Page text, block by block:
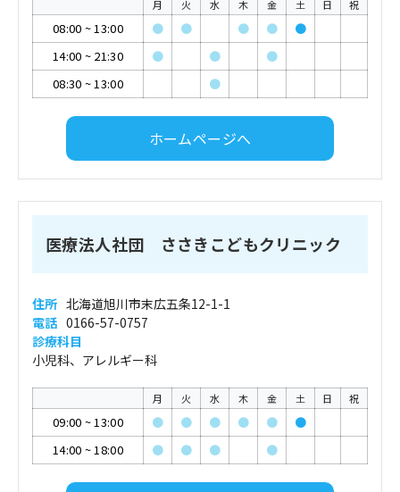
月 火 水 木 金 土 日 祝
08:00 ~13:00 ● ● ● ●
●
14:00 ~ 21:30 ● ●
●
08:30 ~13:00 ●
ホームページへ
医療法人社団 ささきこどもクリニック
住所 北海道旭川市末広五条12-1-1
電話 0166-57-0757
診療科目
小児科、アレルギー科
月 火 水 木 金 土 日 祝
09:00 ~13:00 ● ● ● ● ●
●
14:00 ~18:00 ● ● ● ●